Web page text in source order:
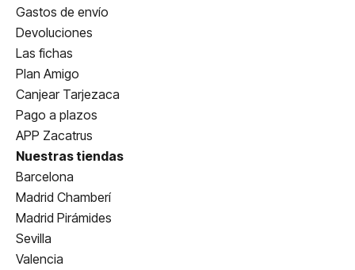
Gastos de envío
Devoluciones
Las fichas
Plan Amigo
Canjear Tarjezaca
Pago a plazos
APP Zacatrus
Nuestras tiendas
Barcelona
Madrid Chamberí
Madrid Pirámides
Sevilla
Valencia